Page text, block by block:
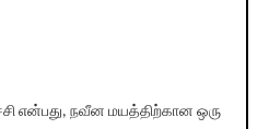
என்பது, நவீன மயத்திற்கான ஒரு